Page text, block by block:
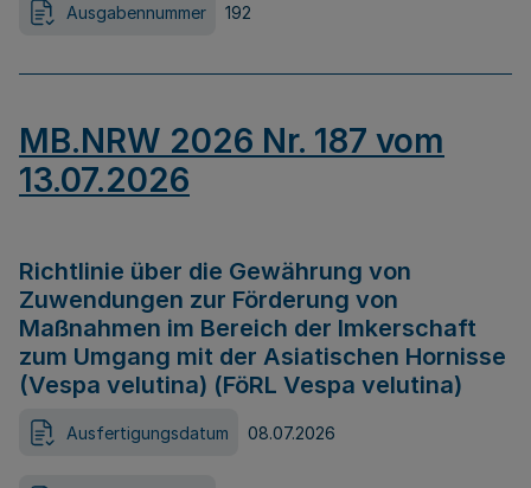
Ausgabennummer 192
MB.NRW 2026 Nr. 187 vom
13.07.2026
Richtlinie über die Gewährung von
Zuwendungen zur Förderung von
Maßnahmen im Bereich der Imkerschaft
zum Umgang mit der Asiatischen Hornisse
(Vespa velutina) (FöRL Vespa velutina)
Ausfertigungsdatum 08.07.2026